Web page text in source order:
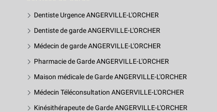
Dentiste Urgence ANGERVILLE-L'ORCHER
Dentiste de garde ANGERVILLE-L'ORCHER
Médecin de garde ANGERVILLE-L'ORCHER
Pharmacie de Garde ANGERVILLE-L'ORCHER
Maison médicale de Garde ANGERVILLE-L'ORCHER
Médecin Téléconsultation ANGERVILLE-L'ORCHER
Kinésithérapeute de Garde ANGERVILLE-L'ORCHER